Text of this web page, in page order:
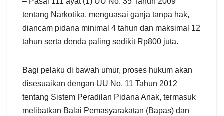
tentang Narkotika, menguasai ganja tanpa hak,
diancam pidana minimal 4 tahun dan maksimal 12
tahun serta denda paling sedikit Rp800 juta.
Bagi pelaku di bawah umur, proses hukum akan
disesuaikan dengan UU No. 11 Tahun 2012
tentang Sistem Peradilan Pidana Anak, termasuk
melibatkan Balai Pemasyarakatan (Bapas) dan